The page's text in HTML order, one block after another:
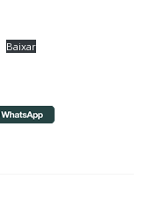
Baixar